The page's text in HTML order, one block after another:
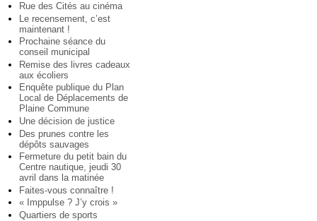
Rue des Cités au cinéma
Le recensement, c’est
maintenant !
Prochaine séance du
conseil municipal
Remise des livres cadeaux
aux écoliers
Enquête publique du Plan
Local de Déplacements de
Plaine Commune
Une décision de justice
Des prunes contre les
dépôts sauvages
Fermeture du petit bain du
Centre nautique, jeudi 30
avril dans la matinée
Faites-vous connaître !
« Imppulse ? J’y crois »
Quartiers de sports